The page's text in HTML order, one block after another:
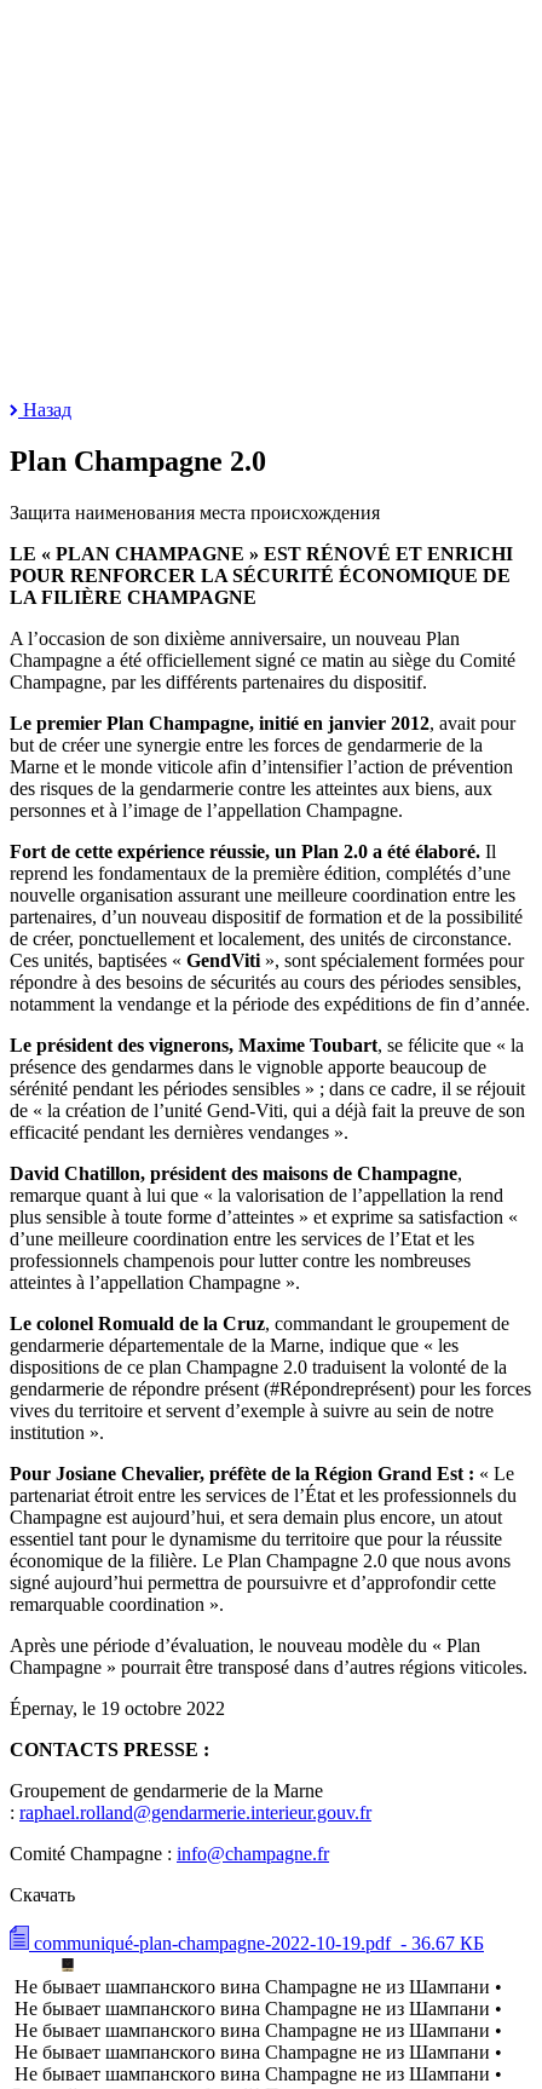
Назад
Plan Champagne 2.0
Защита наименования места происхождения
LE « PLAN CHAMPAGNE » EST RÉNOVÉ ET ENRICHI
POUR RENFORCER LA SÉCURITÉ ÉCONOMIQUE DE
LA FILIÈRE CHAMPAGNE
A l’occasion de son dixième anniversaire, un nouveau Plan
Champagne a été officiellement signé ce matin au siège du Comité
Champagne, par les différents partenaires du dispositif.
Le premier Plan Champagne, initié en janvier 2012, avait pour
but de créer une synergie entre les forces de gendarmerie de la
Marne et le monde viticole afin d’intensifier l’action de prévention
des risques de la gendarmerie contre les atteintes aux biens, aux
personnes et à l’image de l’appellation Champagne.
Fort de cette expérience réussie, un Plan 2.0 a été élaboré. Il
reprend les fondamentaux de la première édition, complétés d’une
nouvelle organisation assurant une meilleure coordination entre les
partenaires, d’un nouveau dispositif de formation et de la possibilité
de créer, ponctuellement et localement, des unités de circonstance.
Ces unités, baptisées « GendViti », sont spécialement formées pour
répondre à des besoins de sécurités au cours des périodes sensibles,
notamment la vendange et la période des expéditions de fin d’année.
Le président des vignerons, Maxime Toubart, se félicite que « la
présence des gendarmes dans le vignoble apporte beaucoup de
sérénité pendant les périodes sensibles » ; dans ce cadre, il se réjouit
de « la création de l’unité Gend-Viti, qui a déjà fait la preuve de son
efficacité pendant les dernières vendanges ».
David Chatillon, président des maisons de Champagne,
remarque quant à lui que « la valorisation de l’appellation la rend
plus sensible à toute forme d’atteintes » et exprime sa satisfaction «
d’une meilleure coordination entre les services de l’Etat et les
professionnels champenois pour lutter contre les nombreuses
atteintes à l’appellation Champagne ».
Le colonel Romuald de la Cruz, commandant le groupement de
gendarmerie départementale de la Marne, indique que « les
dispositions de ce plan Champagne 2.0 traduisent la volonté de la
gendarmerie de répondre présent (#Répondreprésent) pour les forces
vives du territoire et servent d’exemple à suivre au sein de notre
institution ».
Pour Josiane Chevalier, préfète de la Région Grand Est : « Le
partenariat étroit entre les services de l’État et les professionnels du
Champagne est aujourd’hui, et sera demain plus encore, un atout
essentiel tant pour le dynamisme du territoire que pour la réussite
économique de la filière. Le Plan Champagne 2.0 que nous avons
signé aujourd’hui permettra de poursuivre et d’approfondir cette
remarquable coordination ».
Après une période d’évaluation, le nouveau modèle du « Plan
Champagne » pourrait être transposé dans d’autres régions viticoles.
Épernay, le 19 octobre 2022
CONTACTS PRESSE :
Groupement de gendarmerie de la Marne
: raphael.rolland@gendarmerie.interieur.gouv.fr
Comité Champagne : info@champagne.fr
Скачать
communiqué-plan-champagne-2022-10-19.pdf - 36.67 КБ
Не бывает шампанского вина Champagne не из Шампани •
Не бывает шампанского вина Champagne не из Шампани •
Не бывает шампанского вина Champagne не из Шампани •
Не бывает шампанского вина Champagne не из Шампани •
Не бывает шампанского вина Champagne не из Шампани •